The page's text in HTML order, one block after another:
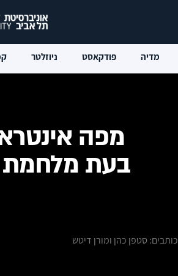
מדיה פודקאסט ניוזלטר
מפה
בעת מלחמת
כותבים: סטפן כהן ומורן דיטש